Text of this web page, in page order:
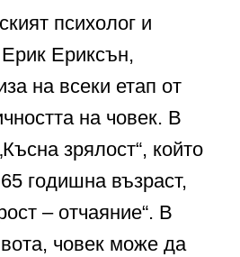
психолог и
Ериксън,
на всеки етап от
на човек. В
зрялост“, който
годишна възраст,
– отчаяние“. В
човек може да